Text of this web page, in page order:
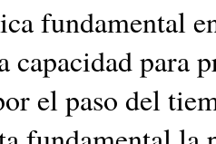
fundamental
capacidad para
el paso del